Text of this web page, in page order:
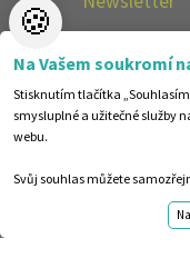
nabídky jako
🍪
Na Vašem soukromí
Stisknutím tlačítka
smysluplné a užitečné služby
webu.
Svůj souhlas můžete